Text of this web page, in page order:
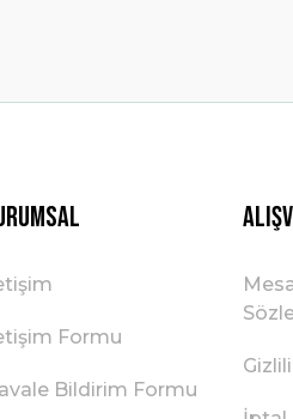
Formu
Bildirim Formu